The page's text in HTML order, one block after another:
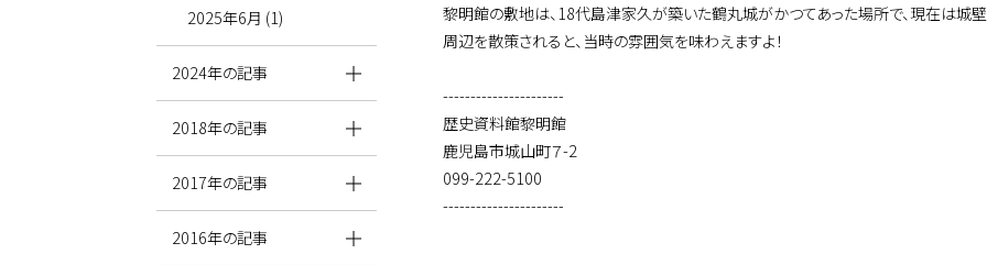
黎明館の敷地は、18代島津家久が築いた鶴丸城がかつてあった場所で、現在は城壁
周辺を散策されると、当時の雰囲気を味わえますよ！
----------------------
歴史資料館黎明館
鹿児島市城山町７-2
099-222-5100
----------------------
2025年6月 (1)
2024年の記事
2018年の記事
2017年の記事
2016年の記事